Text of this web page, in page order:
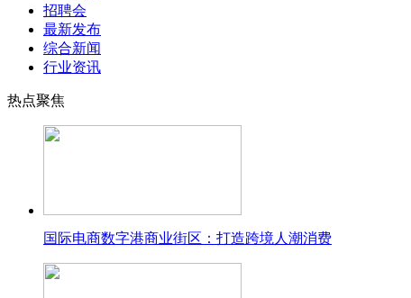
招聘会
最新发布
综合新闻
行业资讯
热点聚焦
国际电商数字港商业街区：打造跨境人潮消费